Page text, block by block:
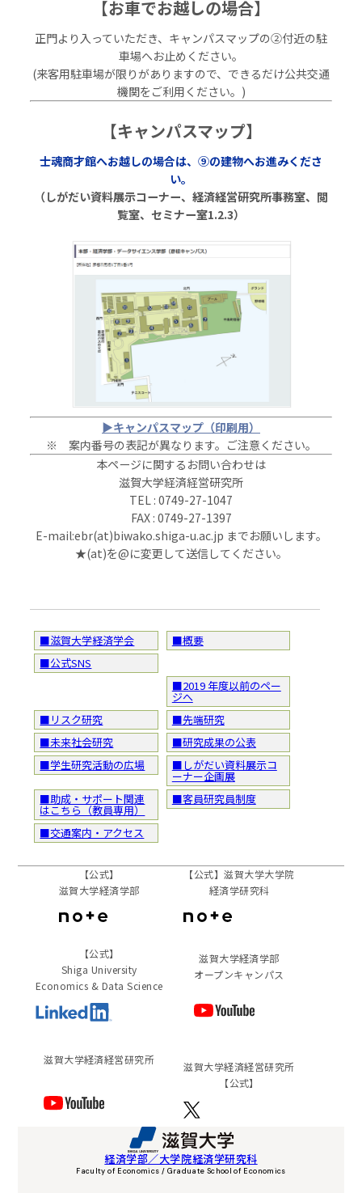
【お車でお越しの場合】
正門より入っていただき、キャンパスマップの②付近の駐
車場へお止めください。
(来客用駐車場が限りがありますので、できるだけ公共交通
機関をご利用ください。)
【キャンパスマップ】
士魂商才館へお越しの場合は、⑨の建物へお進みくださ
い。
（しがだい資料展示コーナー、経済経営研究所事務室、閲
覧室、セミナー室1.2.3）
▶キャンパスマップ（印刷用）
※ 案内番号の表記が異なります。ご注意ください。
本ページに関するお問い合わせは
滋賀大学経済経営研究所
TEL : 0749-27-1047
FAX : 0749-27-1397
E-mail:ebr(at)biwako.shiga-u.ac.jp までお願いします。
★(at)を@に変更して送信してください。
■滋賀大学経済学会
■概要
■公式SNS
■2019 年度以前のペー
ジへ
■リスク研究
■先端研究
■未来社会研究
■研究成果の公表
■学生研究活動の広場
■しがだい資料展示コ
ーナー企画展
■助成・サポート関連
はこちら（教員専用）
■客員研究員制度
■交通案内・アクセス
【公式】
滋賀大学経済学部
【公式】滋賀大学大学院
経済学研究科
【公式】
Shiga University
Economics & Data Science
滋賀大学経済学部
オープンキャンパス
滋賀⼤学経済経営研究所
滋賀⼤学経済経営研究所
【公式】
経済学部／大学院経済学研究科
Faculty of Economics / Graduate School of Economics